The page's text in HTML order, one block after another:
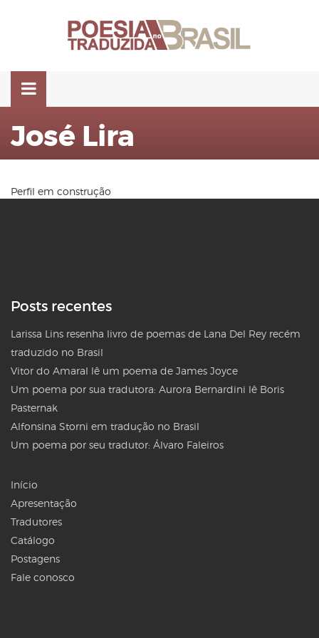
José Lira
Perfil em construção
Posts recentes
Larissa Lins resenha livro de poemas de Lana Del Rey recém
traduzido no Brasil
Vitor do Amaral lê um poema de James Joyce
Um poema por sua tradutora: Aurora Bernardini lê Boris
Pasternak
Alfonsina Storni em tradução no Brasil
Um poema por seu tradutor: Álvaro Faleiros
Início
Apresentação
Tradutores
Catálogo
Postagens
Fale conosco